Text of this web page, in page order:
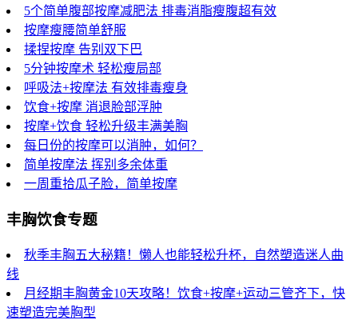
5个简单腹部按摩减肥法 排毒消脂瘦腹超有效
按摩瘦腰简单舒服
揉捏按摩 告别双下巴
5分钟按摩术 轻松瘦局部
呼吸法+按摩法 有效排毒瘦身
饮食+按摩 消退脸部浮肿
按摩+饮食 轻松升级丰满美胸
每日份的按摩可以消肿，如何？
简单按摩法 挥别多余体重
一周重拾瓜子脸，简单按摩
丰胸饮食专题
秋季丰胸五大秘籍！懒人也能轻松升杯，自然塑造迷人曲
线
月经期丰胸黄金10天攻略！饮食+按摩+运动三管齐下，快
速塑造完美胸型